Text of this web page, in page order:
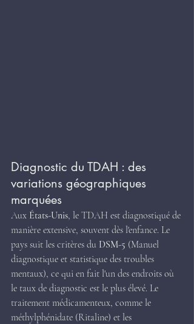
Diagnostic du TDAH : des
variations géographiques
marquées
Aux États-Unis, le TDAH est diagnostiqué de
manière extensive, souvent dès l'enfance. Le
pays suit les critères du DSM-5 (Manuel
diagnostique et statistique des troubles
mentaux), ce qui en fait l'un des endroits où
le taux de diagnostic est le plus élevé. Le
traitement médicamenteux, comme le
méthylphénidate (Ritaline) et les